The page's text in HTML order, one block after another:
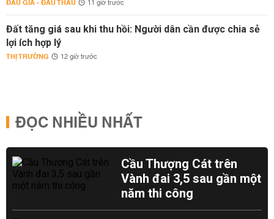
ĐẤU GIÁ - ĐẤU THẦU 11 giờ trước
Đất tăng giá sau khi thu hồi: Người dân cần được chia sẻ
lợi ích hợp lý
THỊ TRƯỜNG 12 giờ trước
ĐỌC NHIỀU NHẤT
Cầu Thượng Cát trên
Vành đai 3,5 sau gần một
năm thi công